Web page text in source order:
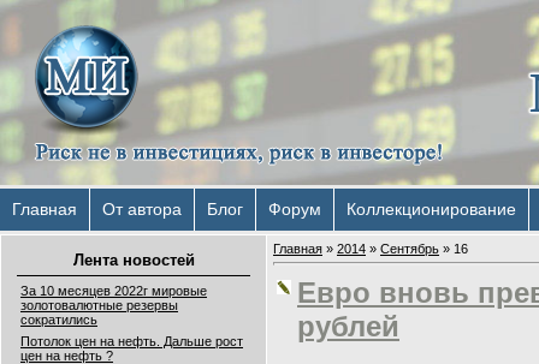
Главная От автора Блог Форум Коллекционирование
Лента новостей
За 10 месяцев 2022г мировые
золотовалютные резервы
сократились
Потолок цен на нефть. Дальше рост
цен на нефть ?
Главная » 2014 » Сентябрь » 16
Евро вновь
рублей